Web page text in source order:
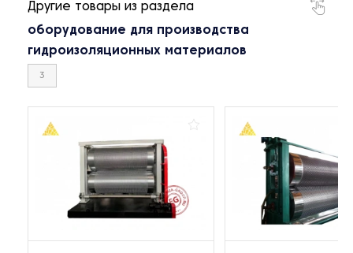
Другие товары из раздела
оборудование для производства
гидроизоляционных материалов
3